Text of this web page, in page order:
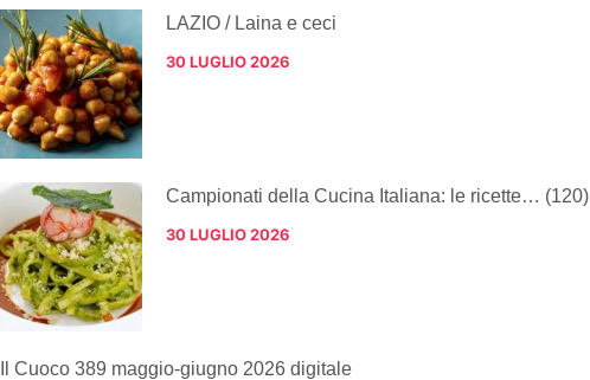
LAZIO / Laina e ceci
30 LUGLIO 2026
Campionati della Cucina Italiana: le ricette… (120)
30 LUGLIO 2026
Il Cuoco 389 maggio-giugno 2026 digitale